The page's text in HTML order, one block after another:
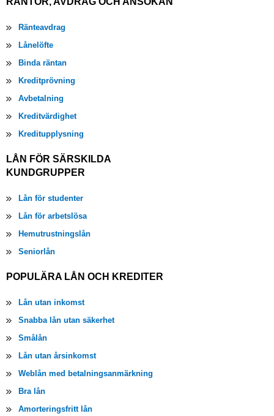
Ränteavdrag
Lånelöfte
Binda räntan
Kreditprövning
Avbetalning
Kreditvärdighet
Kreditupplysning
LÅN FÖR SÄRSKILDA
KUNDGRUPPER
Lån för studenter
Lån för arbetslösa
Hemutrustningslån
Seniorlån
POPULÄRA LÅN OCH KREDITER
Lån utan inkomst
Snabba lån utan säkerhet
Smålån
Lån utan årsinkomst
Weblån med betalningsanmärkning
Bra lån
Amorteringsfritt lån